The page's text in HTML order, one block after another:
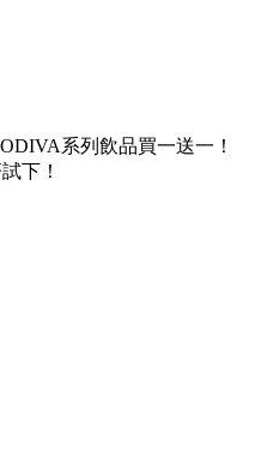
系列飲品買一送一！
下！